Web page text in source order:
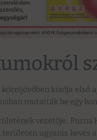
kiadja
mutatták be egy
vezetője,
területen ugyanis